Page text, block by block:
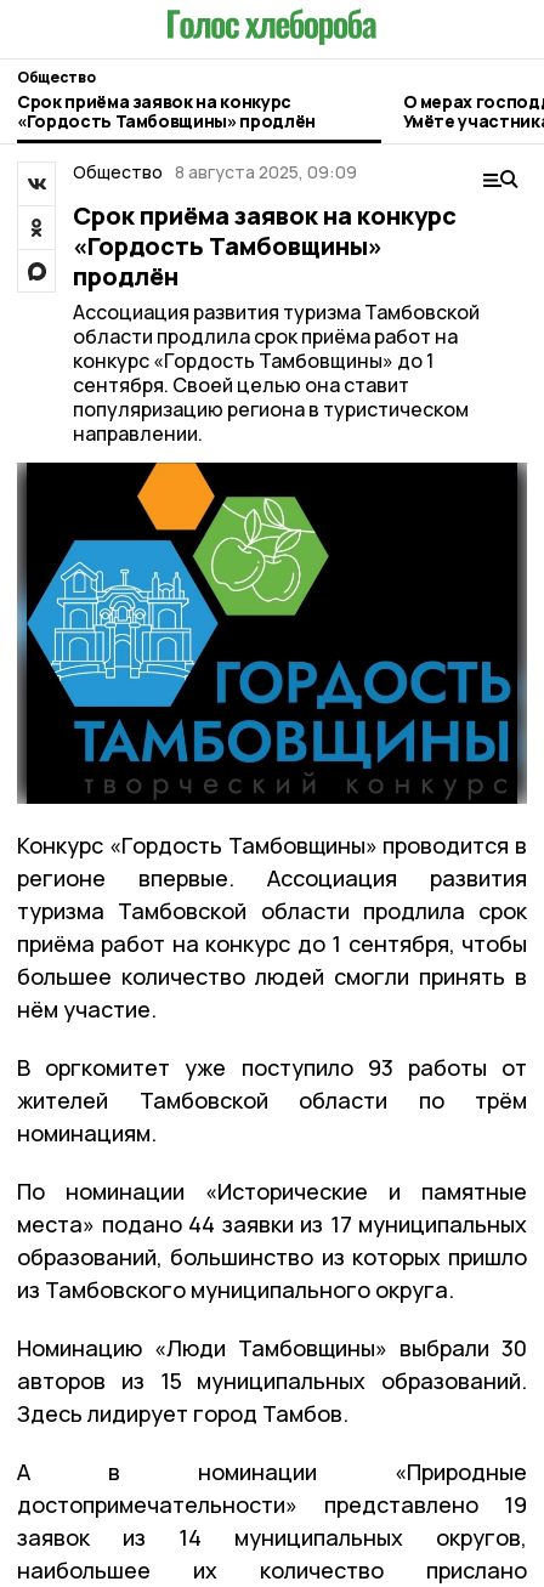
Общество
Срок приёма заявок на конкурс
«Гордость Тамбовщины» продлён
О мерах
Умёте
Общество 8 августа 2025, 09:09
Срок приёма заявок на конкурс
«Гордость Тамбовщины»
продлён
Ассоциация развития туризма Тамбовской
области продлила срок приёма работ на
конкурс «Гордость Тамбовщины» до 1
сентября. Своей целью она ставит
популяризацию региона в туристическом
направлении.
Конкурс «Гордость Тамбовщины» проводится в
регионе впервые. Ассоциация развития
туризма Тамбовской области продлила срок
приёма работ на конкурс до 1 сентября, чтобы
большее количество людей смогли принять в
нём участие.
В оргкомитет уже поступило 93 работы от
жителей Тамбовской области по трём
номинациям.
По номинации «Исторические и памятные
места» подано 44 заявки из 17 муниципальных
образований, большинство из которых пришло
из Тамбовского муниципального округа.
Номинацию «Люди Тамбовщины» выбрали 30
авторов из 15 муниципальных образований.
Здесь лидирует город Тамбов.
А в номинации «Природные
достопримечательности» представлено 19
заявок из 14 муниципальных округов,
наибольшее их количество прислано